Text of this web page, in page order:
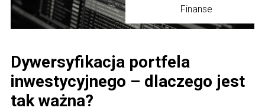
Finanse
Dywersyfikacja portfela
inwestycyjnego – dlaczego jest
tak ważna?